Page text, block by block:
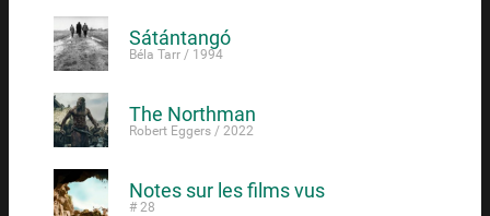
Sátántangó
Béla Tarr / 1994
The Northman
Robert Eggers / 2022
Notes sur les films vus
# 28